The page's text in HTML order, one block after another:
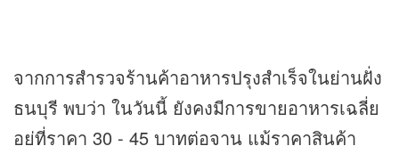
จากการสำรวจร้านค้าอาหารปรุงสำเร็จในย่านฝั่ง
ธนบุรี พบว่า ในวันนี้ ยังคงมีการขายอาหารเฉลี่ย
อยู่ที่ราคา 30 - 45 บาทต่อจาน แม้ราคาสินค้า